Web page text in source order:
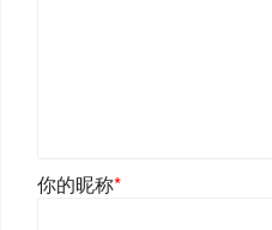
你的昵称*